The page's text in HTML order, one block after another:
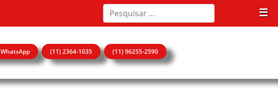
☰
WhatsApp (11) 2364-1035 (11) 96255-2590